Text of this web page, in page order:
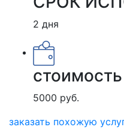
2 дня
5000 руб.
заказать похожую